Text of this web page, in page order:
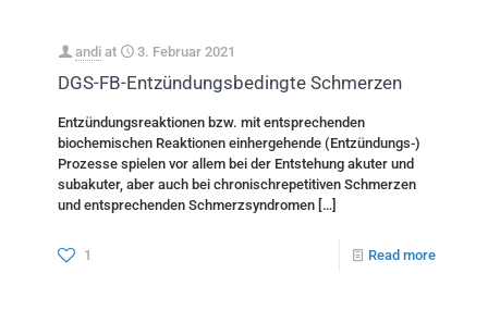
andi at 3. Februar 2021
DGS-FB-Entzündungsbedingte Schmerzen
Entzündungsreaktionen bzw. mit entsprechenden
biochemischen Reaktionen einhergehende (Entzündungs-)
Prozesse spielen vor allem bei der Entstehung akuter und
subakuter, aber auch bei chronischrepetitiven Schmerzen
und entsprechenden Schmerzsyndromen […]
1 Read more